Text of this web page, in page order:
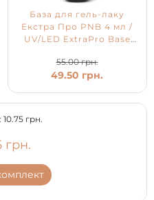
База для гель-лаку
Екстра Про PNB 4 мл /
UV/LED ExtraPro Base
55.00 грн.
49.50 грн.
10.75 грн.
грн.